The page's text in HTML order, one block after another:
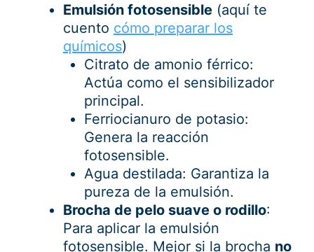
Emulsión fotosensible (aquí te
cuento cómo preparar los
químicos)
Citrato de amonio férrico:
Actúa como el sensibilizador
principal.
Ferriocianuro de potasio:
Genera la reacción
fotosensible.
Agua destilada: Garantiza la
pureza de la emulsión.
Brocha de pelo suave o rodillo:
Para aplicar la emulsión
fotosensible. Mejor si la brocha no